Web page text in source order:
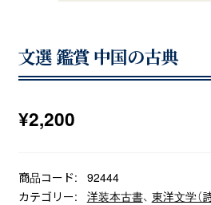
文選 鑑賞 中国の古典
¥2,200
商品コード:
92444
カテゴリー:
洋装本古書、 東洋文学（